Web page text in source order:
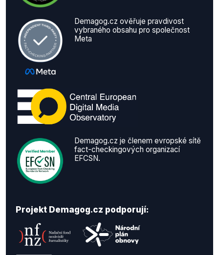
Demagog.cz ověřuje pravdivost
vybraného obsahu pro společnost
Meta
Demagog.cz je členem evropské sítě
fact-checkingových organizací
EFCSN.
Projekt Demagog.cz podporují: